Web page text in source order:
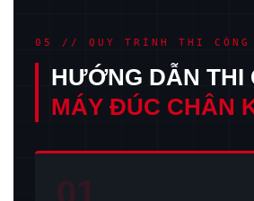
05 // QUY TRÌNH THI CÔNG
HƯỚNG DẪN THI
MÁY ĐÚC CHÂN
01